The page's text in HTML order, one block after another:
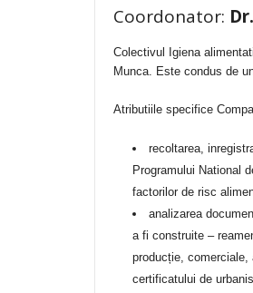
Coordonator:
Colectivul Igiena
Munca. Este condus de
Atributiile specifice
recoltarea,
Programului National
factorilor de risc
analizarea
a fi construite –
producție,
certificatului de